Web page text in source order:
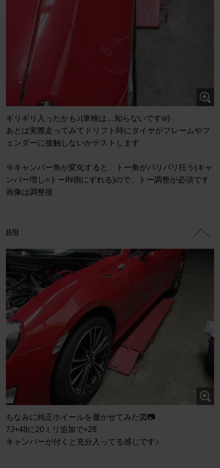
ギリギリ入ったかも♪(車検は…知らないですw)
あとは実際走ってみてドリフト時にタイヤがフレームやフ
ェンダーに接触しないかテストします
※キャンバー角が変化すると、トー角がバリバリ狂う(キャ
ンバー増し=トーIN側にずれる)ので、トー調整が必須です
画像は調整後
8/8
ちなみに純正ホイールを履かせてみた図📷
7J+48に20ミリ追加で+28
キャンバーが付くと充分入ってる感じです♪